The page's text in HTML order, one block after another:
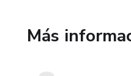
Más